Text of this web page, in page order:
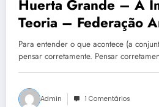
Huerta Grande – A
Teoria – Federação
Uruguaia (FAU)
Para entender o que acontece (a
pensar corretamente. Pensar
Admin 1 Comentários